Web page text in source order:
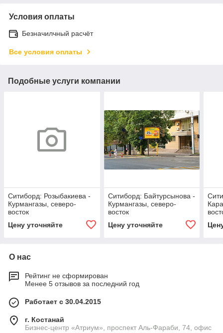
Условия оплаты
Безначилчный расчёт
Все условия оплаты
Подобные услуги компании
Ситиборд: Розыбакиева -
Курмангазы, северо-
восток
Цену уточняйте
Ситиборд: Байтурсынова -
Курмангазы, северо-
восток
Цену уточняйте
О нас
Рейтинг не сформирован
Менее 5 отзывов за последний год
Работает с 30.04.2015
г. Костанай
Бизнес-центр «Атриум», проспект Аль-Фараби, 74, офис